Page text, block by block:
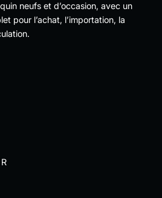
neufs et d’occasion, avec un
pour l’achat, l’importation, la